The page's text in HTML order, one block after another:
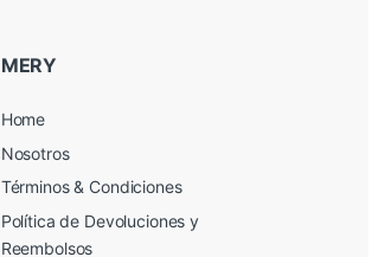
MERY
Home
Nosotros
Términos & Condiciones
Política de Devoluciones y
Reembolsos